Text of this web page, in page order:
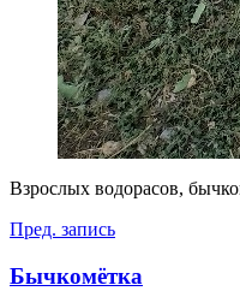
Взрослых водорасов,
Навигация
по
Пред. запись
Бычкомётка